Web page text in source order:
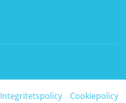
Integritetspolicy Cookiepolicy